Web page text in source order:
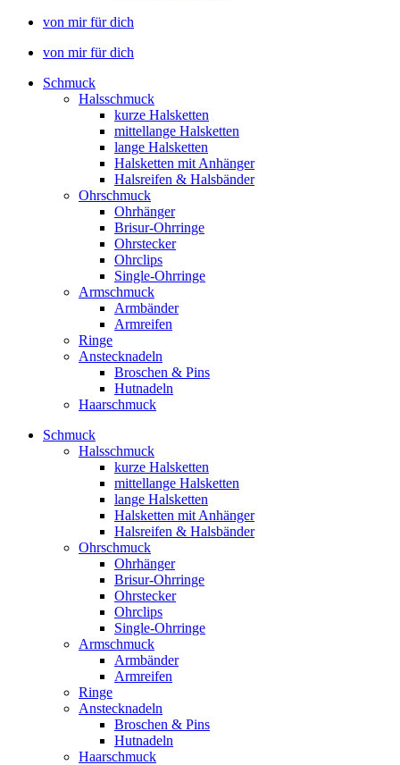
von mir für dich
von mir für dich
Schmuck
Halsschmuck
kurze Halsketten
mittellange Halsketten
lange Halsketten
Halsketten mit Anhänger
Halsreifen & Halsbänder
Ohrschmuck
Ohrhänger
Brisur-Ohrringe
Ohrstecker
Ohrclips
Single-Ohrringe
Armschmuck
Armbänder
Armreifen
Ringe
Anstecknadeln
Broschen & Pins
Hutnadeln
Haarschmuck
Schmuck
Halsschmuck
kurze Halsketten
mittellange Halsketten
lange Halsketten
Halsketten mit Anhänger
Halsreifen & Halsbänder
Ohrschmuck
Ohrhänger
Brisur-Ohrringe
Ohrstecker
Ohrclips
Single-Ohrringe
Armschmuck
Armbänder
Armreifen
Ringe
Anstecknadeln
Broschen & Pins
Hutnadeln
Haarschmuck